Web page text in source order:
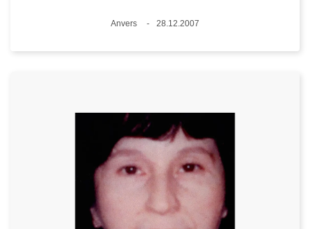
Lieux
Anvers
28.12.2007